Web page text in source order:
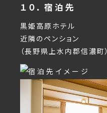
１０．宿泊先
黒姫高原ホテル
近隣のペンション
（長野県上水内郡信濃町）